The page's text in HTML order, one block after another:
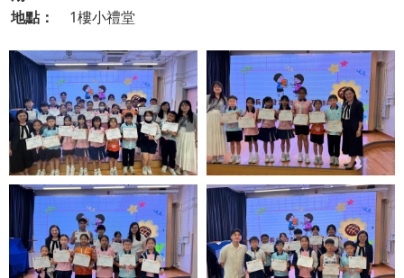
地點： 1樓小禮堂